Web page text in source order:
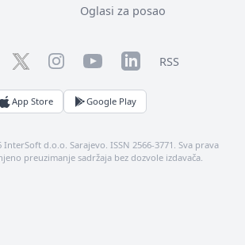
Oglasi za posao
TwitterInstagramYouTubeLinkedInRSS
App Store Google Play
d.o.o. Sarajevo. ISSN 2566-3771. Sva prava
preuzimanje sadržaja bez dozvole izdavača.